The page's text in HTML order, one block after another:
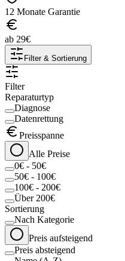
12 Monate Garantie
ab 29€
Filter & Sortierung
Filter
Reparaturtyp
Diagnose
Datenrettung
Preisspanne
Alle Preise
0€ - 50€
50€ - 100€
100€ - 200€
Über 200€
Sortierung
Nach Kategorie
Preis aufsteigend
Preis absteigend